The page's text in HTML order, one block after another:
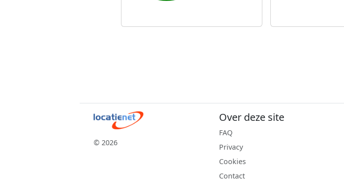
© 2026
Over deze site
FAQ
Privacy
Cookies
Contact